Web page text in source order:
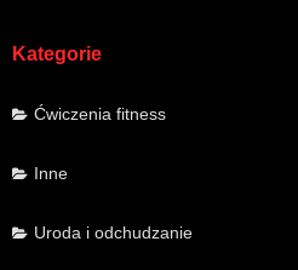
Kategorie
Ćwiczenia fitness
Inne
Uroda i odchudzanie